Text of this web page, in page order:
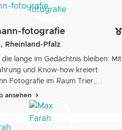
fotografie
Rheinland-Pfalz
die lange im Gedächtnis bleiben: Mit
und Know-how kreiert
Fotografie im Raum Trier,...
ansehen